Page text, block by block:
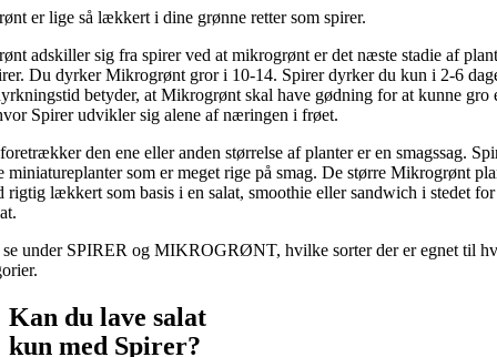
er lige så lækkert i dine grønne retter som spirer.
adskiller sig fra spirer ved at mikrogrønt er det næste stadie af
Du dyrker Mikrogrønt gror i 10-14. Spirer dyrker du kun i 2-6
betyder, at Mikrogrønt skal have gødning for at kunne gro
Spirer udvikler sig alene af næringen i frøet.
den ene eller anden størrelse af planter er en smagssag.
miniatureplanter som er meget rige på smag. De større Mikrogrønt
rigtig lækkert som basis i en salat, smoothie eller sandwich i stedet for
under SPIRER og MIKROGRØNT, hvilke sorter der er egnet til
Kan du lave salat
kun med Spirer?